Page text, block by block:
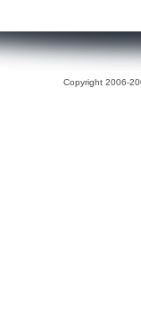
Copyright 2006-